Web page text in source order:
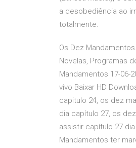
a desobediência ao
totalmente.
Os Dez
Novelas, Programas
Mandamentos 17-06-
vivo Baixar HD
capitulo 24, os dez
dia capítulo 27, os
assistir capítulo 27
Mandamentos ter